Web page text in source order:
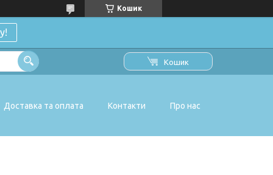
Кошик
Кошик
Доставка та оплата Контакти Про нас